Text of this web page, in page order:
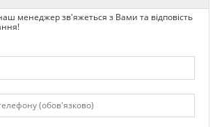
менеджер зв'яжеться з Вами та відповість